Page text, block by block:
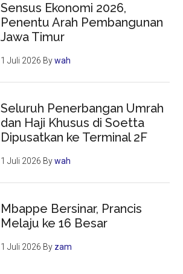
Sensus Ekonomi 2026,
Penentu Arah Pembangunan
Jawa Timur
1 Juli 2026 Bywah
Seluruh Penerbangan Umrah
dan Haji Khusus di Soetta
Dipusatkan ke Terminal 2F
1 Juli 2026 Bywah
Mbappe Bersinar, Prancis
Melaju ke 16 Besar
1 Juli 2026 By zam